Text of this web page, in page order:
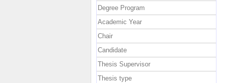
Degree Program
Academic Year
Chair
Candidate
Thesis Supervisor
Thesis type